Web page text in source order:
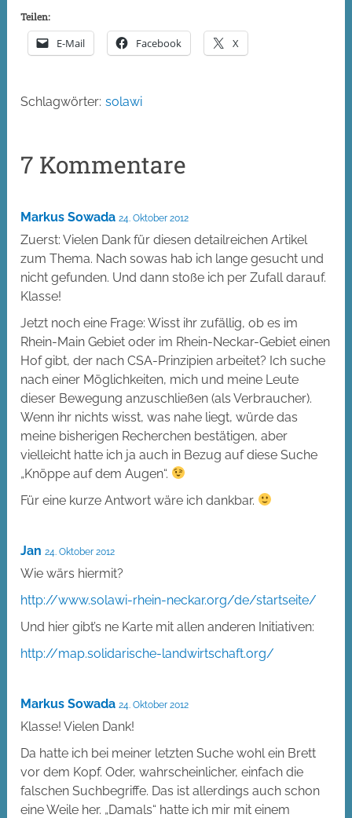
Teilen:
E-Mail Facebook X
Schlagwörter: solawi
7 Kommentare
Markus Sowada 24. Oktober 2012
Zuerst: Vielen Dank für diesen detailreichen Artikel
zum Thema. Nach sowas hab ich lange gesucht und
nicht gefunden. Und dann stoße ich per Zufall darauf.
Klasse!
Jetzt noch eine Frage: Wisst ihr zufällig, ob es im
Rhein-Main Gebiet oder im Rhein-Neckar-Gebiet einen
Hof gibt, der nach CSA-Prinzipien arbeitet? Ich suche
nach einer Möglichkeiten, mich und meine Leute
dieser Bewegung anzuschließen (als Verbraucher).
Wenn ihr nichts wisst, was nahe liegt, würde das
meine bisherigen Recherchen bestätigen, aber
vielleicht hatte ich ja auch in Bezug auf diese Suche
„Knöppe auf dem Augen“.
Für eine kurze Antwort wäre ich dankbar.
Jan 24. Oktober 2012
Wie wärs hiermit?
http://www.solawi-rhein-neckar.org/de/startseite/
Und hier gibt’s ne Karte mit allen anderen Initiativen:
http://map.solidarische-landwirtschaft.org/
Markus Sowada 24. Oktober 2012
Klasse! Vielen Dank!
Da hatte ich bei meiner letzten Suche wohl ein Brett
vor dem Kopf. Oder, wahrscheinlicher, einfach die
falschen Suchbegriffe. Das ist allerdings auch schon
eine Weile her. „Damals“ hatte ich mir mit einem